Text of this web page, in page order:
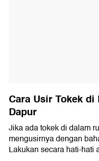
Cara Usir Tokek di
Dapur
Jika ada tokek di dalam
mengusirnya dengan
Lakukan secara hati-hati